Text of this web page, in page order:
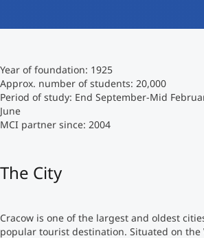
Forschung am
Micro Degrees
Micro Credentials
Masterclasses
Management-Seminare
Technische Weiterbildung
Year of foundation: 1925
Approx. number of students: 20,000
Period of study: End September-Mid
June
MCI partner since: 2004
The City
Cracow is one of the largest and oldest
popular tourist destination. Situated on